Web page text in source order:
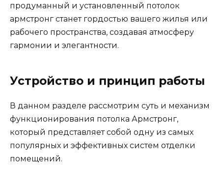
продуманный и установленный потолок
армстронг станет гордостью вашего жилья или
рабочего пространства, создавая атмосферу
гармонии и элегантности.
Устройство и принцип работы
В данном разделе рассмотрим суть и механизм
функционирования потолка Армстронг,
который представляет собой одну из самых
популярных и эффективных систем отделки
помещений.